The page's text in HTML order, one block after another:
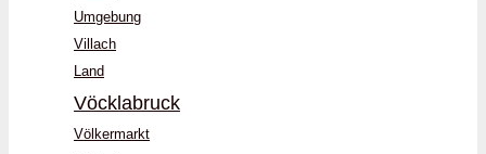
Umgebung
Villach
Land
Vöcklabruck
Völkermarkt